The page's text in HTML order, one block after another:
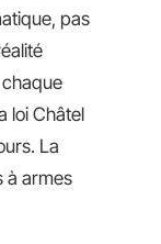
pas
loi Châtel
La
à armes